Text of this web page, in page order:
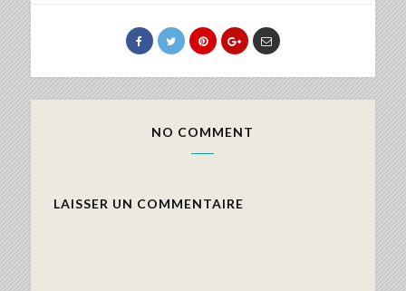
NO COMMENT
LAISSER UN COMMENTAIRE